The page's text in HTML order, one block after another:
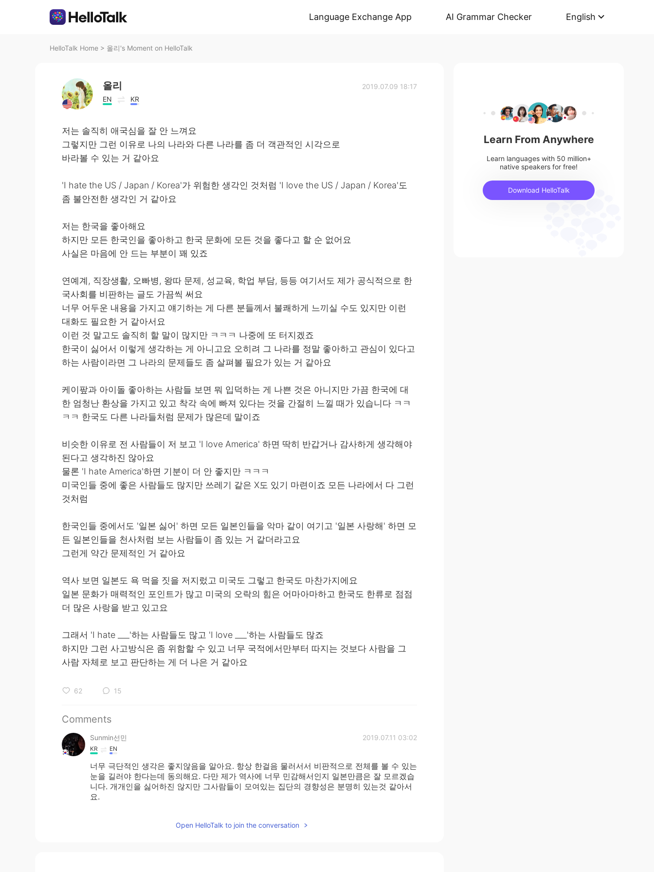
Language Exchange App AI Grammar Checker English
HelloTalk Home > 올리's Moment on HelloTalk
올리
EN KR
2019.07.09 18:17
저는 솔직히 애국심을 잘 안 느껴요
그렇지만 그런 이유로 나의 나라와 다른 나라를 좀 더 객관적인 시각으로
바라볼 수 있는 거 같아요
'I hate the US / Japan / Korea'가 위험한 생각인 것처럼 'I love the US / Japan / Korea'도
좀 불안전한 생각인 거 같아요
저는 한국을 좋아해요
하지만 모든 한국인을 좋아하고 한국 문화에 모든 것을 좋다고 할 순 없어요
사실은 마음에 안 드는 부분이 꽤 있죠
연예계, 직장생활, 오빠병, 왕따 문제, 성교육, 학업 부담, 등등 여기서도 제가 공식적으로 한
국사회를 비판하는 글도 가끔씩 써요
너무 어두운 내용을 가지고 얘기하는 게 다른 분들께서 불쾌하게 느끼실 수도 있지만 이런
대화도 필요한 거 같아서요
이런 것 말고도 솔직히 할 말이 많지만 ㅋㅋㅋ 나중에 또 터지겠죠
한국이 싫어서 이렇게 생각하는 게 아니고요 오히려 그 나라를 정말 좋아하고 관심이 있다고
하는 사람이라면 그 나라의 문제들도 좀 살펴볼 필요가 있는 거 같아요
케이팦과 아이돌 좋아하는 사람들 보면 뭐 입덕하는 게 나쁜 것은 아니지만 가끔 한국에 대
한 엄청난 환상을 가지고 있고 착각 속에 빠져 있다는 것을 간절히 느낄 때가 있습니다 ㅋㅋ
ㅋㅋ 한국도 다른 나라들처럼 문제가 많은데 말이죠
비슷한 이유로 전 사람들이 저 보고 'I love America' 하면 딱히 반갑거나 감사하게 생각해야
된다고 생각하진 않아요
물론 'I hate America'하면 기분이 더 안 좋지만 ㅋㅋㅋ
미국인들 중에 좋은 사람들도 많지만 쓰레기 같은 X도 있기 마련이죠 모든 나라에서 다 그런
것처럼
한국인들 중에서도 '일본 싫어' 하면 모든 일본인들을 악마 같이 여기고 '일본 사랑해' 하면 모
든 일본인들을 천사처럼 보는 사람들이 좀 있는 거 같더라고요
그런게 약간 문제적인 거 같아요
역사 보면 일본도 욕 먹을 짓을 저지렀고 미국도 그렇고 한국도 마찬가지에요
일본 문화가 매력적인 포인트가 많고 미국의 오락의 힘은 어마아마하고 한국도 한류로 점점
더 많은 사랑을 받고 있고요
그래서 'I hate ___'하는 사람들도 많고 'I love ___'하는 사람들도 많죠
하지만 그런 사고방식은 좀 위함할 수 있고 너무 국적에서만부터 따지는 것보다 사람을 그
사람 자체로 보고 판단하는 게 더 나은 거 같아요
62 15
Comments
Sunmin선민 2019.07.11 03:02
KR EN
너무 극단적인 생각은 좋지않음을 알아요. 항상 한걸음 물러서서 비판적으로 전체를 볼 수 있는
눈을 길러야 한다는데 동의해요. 다만 제가 역사에 너무 민감해서인지 일본만큼은 잘 모르겠습
니다. 개개인을 싫어하진 않지만 그사람들이 모여있는 집단의 경향성은 분명히 있는것 같아서
요.
Open HelloTalk to join the conversation
Learn From Anywhere
Learn languages with 50 million+
native speakers for free!
Download HelloTalk